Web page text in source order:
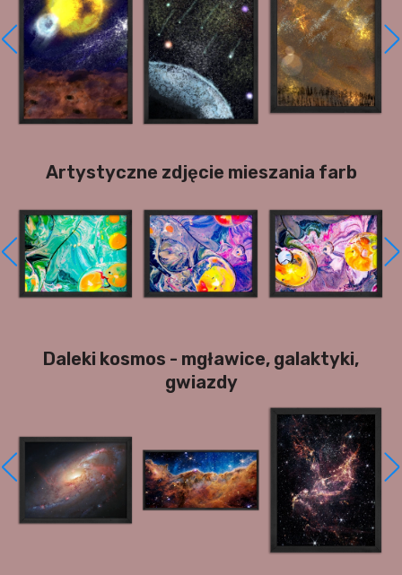
Artystyczne zdjęcie mieszania farb
Daleki kosmos - mgławice, galaktyki,
gwiazdy